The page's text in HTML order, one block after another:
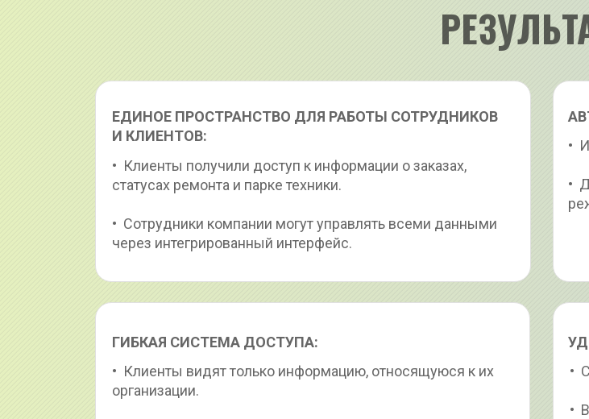
ЕДИНОЕ ПРОСТРАНСТВО ДЛЯ РАБОТЫ СОТРУДНИКОВ
И КЛИЕНТОВ:
•  Клиенты получили доступ к информации о заказах,
статусах ремонта и парке техники.
•  Сотрудники компании могут управлять всеми данными
через интегрированный интерфейс.
•  Клиенты видят только информацию, относящуюся к их
организации.
ГИБКАЯ СИСТЕМА ДОСТУПА:
•
•
•
•